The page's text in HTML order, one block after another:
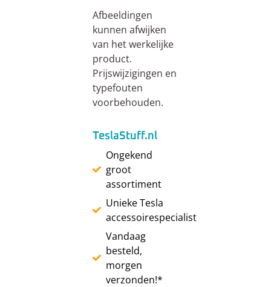
Afbeeldingen
kunnen afwijken
van het werkelijke
product.
Prijswijzigingen en
typefouten
voorbehouden.
TeslaStuff.nl
Ongekend
groot
assortiment
Unieke Tesla
accessoirespecialist
Vandaag
besteld,
morgen
verzonden!*